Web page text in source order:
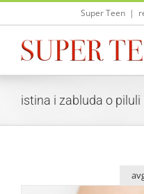
Skip
Super Teen |
istina i zabluda o piluli